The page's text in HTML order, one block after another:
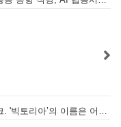
빅토리아 하버, 빅토리아 피크, 빅토리아 파크. '빅토리아’의 이름은 어떻게 온 걸까? - [이승권 원장의 생활칼럼]